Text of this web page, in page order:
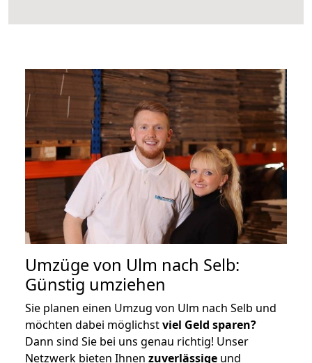
Umzüge von Ulm nach Selb:
Günstig umziehen
Sie planen einen Umzug von Ulm nach Selb und
möchten dabei möglichstviel Geld sparen?
Dann sind Sie bei uns genau richtig! Unser
Netzwerk bieten Ihnen zuverlässige und